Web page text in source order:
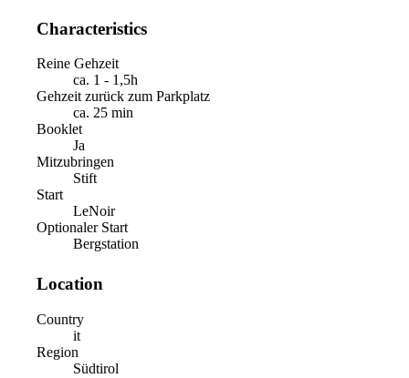
Characteristics
Reine Gehzeit
ca. 1 - 1,5h
Gehzeit zurück zum Parkplatz
ca. 25 min
Booklet
Ja
Mitzubringen
Stift
Start
LeNoir
Optionaler Start
Bergstation
Location
Country
it
Region
Südtirol